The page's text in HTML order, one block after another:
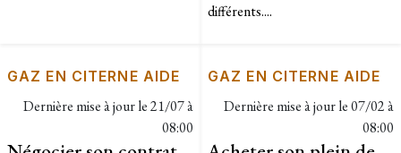
différents....
GAZ EN CITERNE AIDE
Dernière mise à jour le21/07 à
08:00
GAZ EN CITERNE AIDE
Dernière mise à jour le07/02 à
08:00